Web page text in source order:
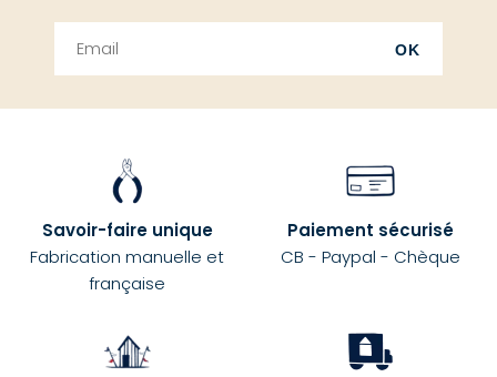
OK
Savoir-faire unique
Fabrication manuelle et
française
Paiement sécurisé
CB - Paypal - Chèque